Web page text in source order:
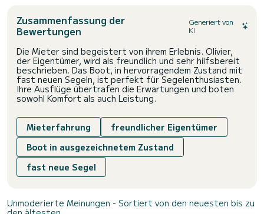
Zusammenfassung der
Bewertungen
Generiert von
KI
Die Mieter sind begeistert von ihrem Erlebnis. Olivier,
der Eigentümer, wird als freundlich und sehr hilfsbereit
beschrieben. Das Boot, in hervorragendem Zustand mit
fast neuen Segeln, ist perfekt für Segelenthusiasten.
Ihre Ausflüge übertrafen die Erwartungen und boten
sowohl Komfort als auch Leistung.
Mieterfahrung
freundlicher Eigentümer
Boot in ausgezeichnetem Zustand
fast neue Segel
Unmoderierte Meinungen - Sortiert von den neuesten bis zu